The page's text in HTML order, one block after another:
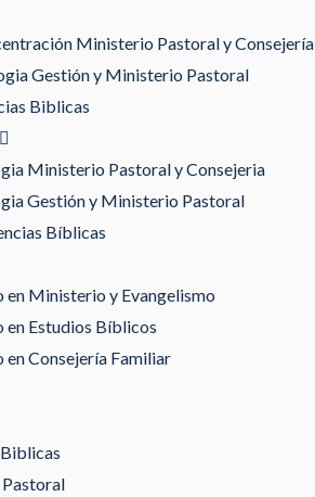
Ministerio Pastoral y Consejería
Gestión y Ministerio Pastoral
Biblicas
Ministerio Pastoral y Consejeria
Gestión y Ministerio Pastoral
Bíblicas
en Ministerio y Evangelismo
en Estudios Bíblicos
en Consejería Familiar